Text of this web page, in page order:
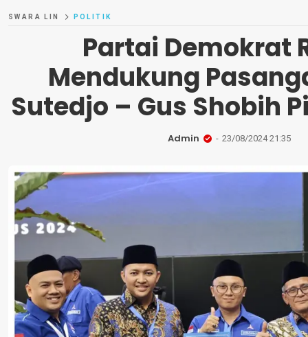
SWARA LIN POLITIK
Partai Demokrat
Mendukung
Sutedjo – Gus Shobih
Admin 23/08/2024 21:35